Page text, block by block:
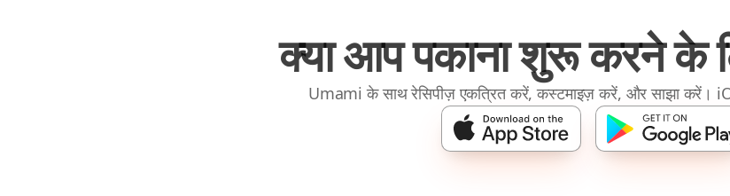
क्या आप पकाना शुरू करने के
Umami के साथ रेसिपीज़ एकत्रित करें, कस्टमाइज़ करें, और साझा करें।